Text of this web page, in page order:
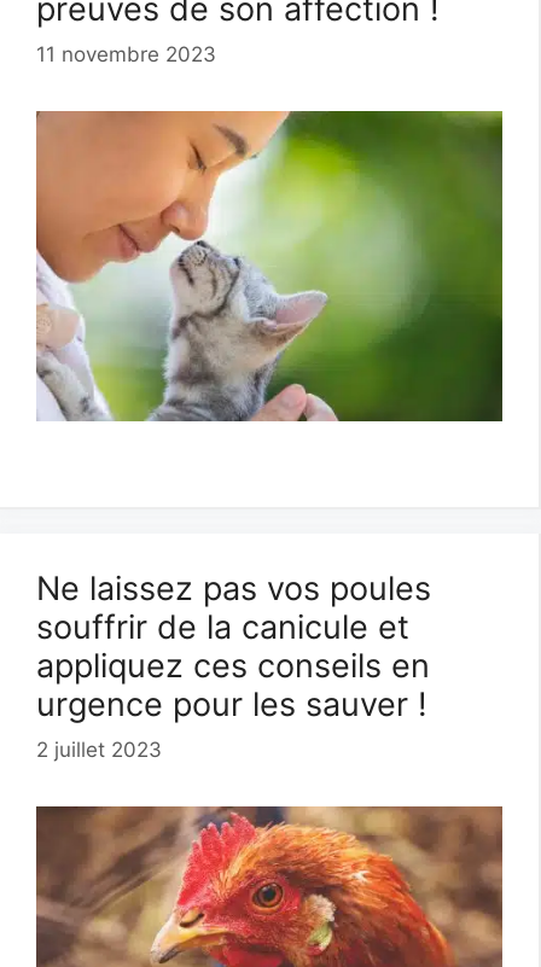
preuves de son affection !
11 novembre 2023
Ne laissez pas vos poules
souffrir de la canicule et
appliquez ces conseils en
urgence pour les sauver !
2 juillet 2023